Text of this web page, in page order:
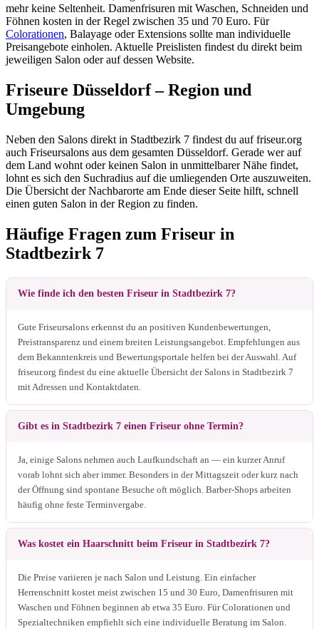
mehr keine Seltenheit. Damenfrisuren mit Waschen, Schneiden und
Föhnen kosten in der Regel zwischen 35 und 70 Euro. Für
Colorationen, Balayage oder Extensions sollte man individuelle
Preisangebote einholen. Aktuelle Preislisten findest du direkt beim
jeweiligen Salon oder auf dessen Website.
Friseure Düsseldorf – Region und
Umgebung
Neben den Salons direkt in Stadtbezirk 7 findest du auf friseur.org
auch Friseursalons aus dem gesamten Düsseldorf. Gerade wer auf
dem Land wohnt oder keinen Salon in unmittelbarer Nähe findet,
lohnt es sich den Suchradius auf die umliegenden Orte auszuweiten.
Die Übersicht der Nachbarorte am Ende dieser Seite hilft, schnell
einen guten Salon in der Region zu finden.
Häufige Fragen zum Friseur in
Stadtbezirk 7
Wie finde ich den besten Friseur in Stadtbezirk 7?
Gute Friseursalons erkennst du an positiven Kundenbewertungen,
Preistransparenz und einem breiten Leistungsangebot. Empfehlungen aus
dem Bekanntenkreis und Bewertungsportale helfen bei der Auswahl. Auf
friseur.org findest du eine aktuelle Übersicht der Salons in Stadtbezirk 7
mit Adressen und Kontaktdaten.
Gibt es in Stadtbezirk 7 einen Friseur ohne Termin?
Ja, einige Salons nehmen auch Laufkundschaft an — ein kurzer Anruf
vorab lohnt sich aber immer. Besonders in der Mittagszeit oder kurz nach
der Öffnung sind spontane Besuche oft möglich. Barber-Shops arbeiten
häufig ohne feste Terminvergabe.
Was kostet ein Haarschnitt beim Friseur in Stadtbezirk 7?
Die Preise variieren je nach Salon und Leistung. Ein einfacher
Herrenschnitt kostet meist zwischen 15 und 30 Euro, Damenfrisuren mit
Waschen und Föhnen beginnen ab etwa 35 Euro. Für Colorationen und
Spezialtechniken empfiehlt sich eine individuelle Beratung im Salon.